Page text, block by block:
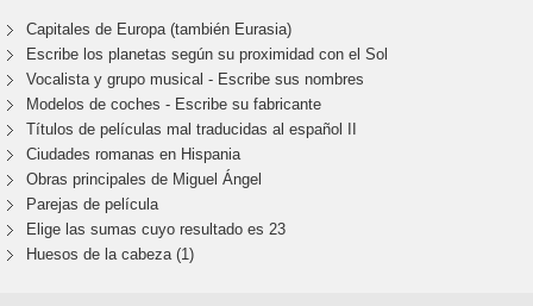
Capitales de Europa (también Eurasia)
Escribe los planetas según su proximidad con el Sol
Vocalista y grupo musical - Escribe sus nombres
Modelos de coches - Escribe su fabricante
Títulos de películas mal traducidas al español II
Ciudades romanas en Hispania
Obras principales de Miguel Ángel
Parejas de película
Elige las sumas cuyo resultado es 23
Huesos de la cabeza (1)